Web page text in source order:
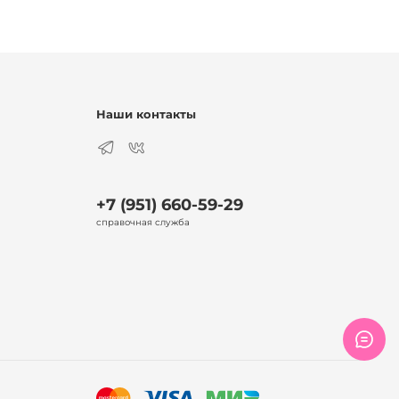
Наши контакты
+7 (951) 660-59-29
справочная служба